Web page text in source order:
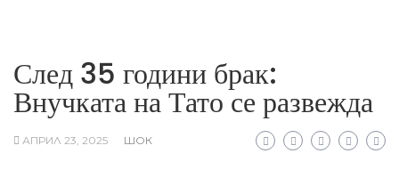
След 35 години брак:
Внучката на Тато се развежда
АПРИЛ 23, 2025 ШОК